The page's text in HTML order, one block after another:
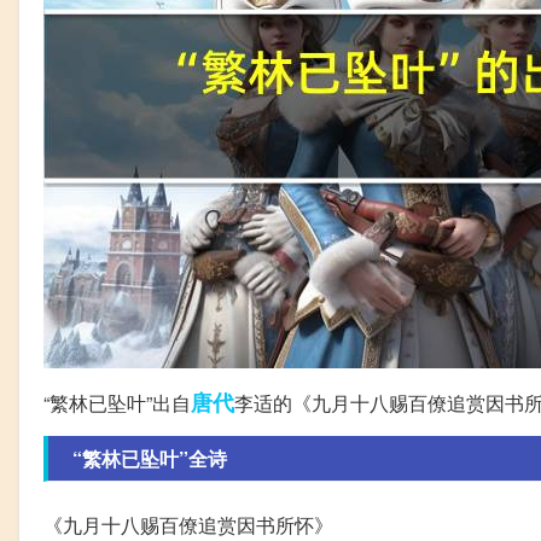
“繁林已坠叶”出自唐代李适的《九月十八赐百僚追赏因书
“繁林已坠叶”全诗
《九月十八赐百僚追赏因书所怀》